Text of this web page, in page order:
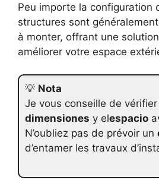
Peu importe la configuration
structures sont
à monter, offrant une
améliorer votre espace
💡 Nota
Je vous conseille de vérifier
dimensiones y elespacio
N’oubliez pas de prévoir un
d’entamer les travaux